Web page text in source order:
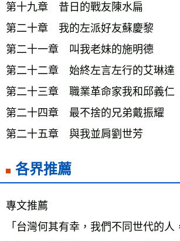
第十九章　昔日的戰友陳水扁
第二十章　我的左派好友蘇慶黎
第二十一章　叫我老妹的施明德
第二十二章　始終左言左行的艾琳達
第二十三章　職業革命家我和邱義仁
第二十四章　最不捨的兄弟戴振耀
第二十五章　與我並肩劉世芳
各界推薦
專文推薦
「台灣何其有幸，我們不同世代的人